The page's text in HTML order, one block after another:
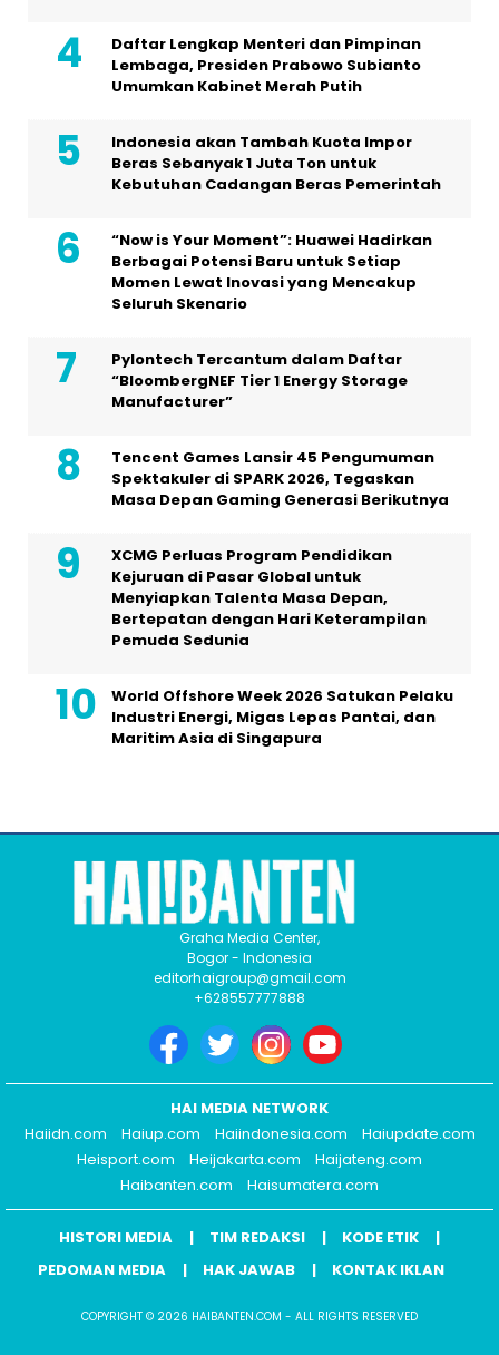
Daftar Lengkap Menteri dan Pimpinan
Lembaga, Presiden Prabowo Subianto
Umumkan Kabinet Merah Putih
Indonesia akan Tambah Kuota Impor
Beras Sebanyak 1 Juta Ton untuk
Kebutuhan Cadangan Beras Pemerintah
“Now is Your Moment”: Huawei Hadirkan
Berbagai Potensi Baru untuk Setiap
Momen Lewat Inovasi yang Mencakup
Seluruh Skenario
Pylontech Tercantum dalam Daftar
“BloombergNEF Tier 1 Energy Storage
Manufacturer”
Tencent Games Lansir 45 Pengumuman
Spektakuler di SPARK 2026, Tegaskan
Masa Depan Gaming Generasi Berikutnya
XCMG Perluas Program Pendidikan
Kejuruan di Pasar Global untuk
Menyiapkan Talenta Masa Depan,
Bertepatan dengan Hari Keterampilan
Pemuda Sedunia
World Offshore Week 2026 Satukan Pelaku
Industri Energi, Migas Lepas Pantai, dan
Maritim Asia di Singapura
Graha Media Center,
Bogor - Indonesia
editorhaigroup@gmail.com
+628557777888
HAI MEDIA NETWORK
Haiidn.com
Haiup.com Haiindonesia.com
Haiupdate.com
Heisport.com
Heijakarta.com
Haijateng.com
Haibanten.com
Haisumatera.com
HISTORI MEDIA TIM REDAKSI
KODE ETIK
PEDOMAN MEDIA
HAK JAWAB KONTAK IKLAN
COPYRIGHT © 2026 HAIBANTEN.COM - ALL RIGHTS RESERVED